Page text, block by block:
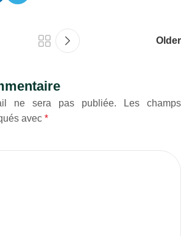
Older
ne sera pas publiée.
Les champs
avec *